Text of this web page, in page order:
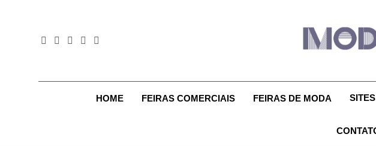
HOME
FEIRAS COMERCIAIS FEIRAS DE MODA